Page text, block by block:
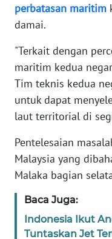
perbatasan maritim
damai.
"Terkait dengan
maritim kedua
Tim teknis kedua
untuk dapat
laut territorial di
Pentelesaian
Malaysia yang
Malaka bagian
Baca Juga:
Indonesia Ikut
Tuntaskan Jet
WN
JABAR
BANTEN
WN
NTT
WN
KEPRI
WN
PAPUA